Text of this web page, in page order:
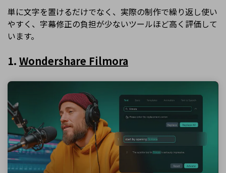
単に文字を置けるだけでなく、実際の制作で繰り返し使い
やすく、字幕修正の負担が少ないツールほど高く評価して
います。
1. Wondershare Filmora